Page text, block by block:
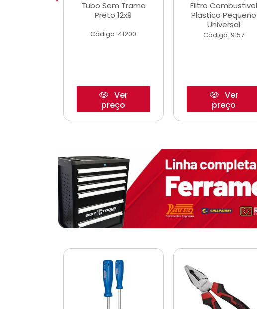
Tubo Sem Trama
Preto 12x9
Código: 41200
Ver
preço
Filtro Combustivel
Plastico Pequeno
Universal
Código: 9157
Ver
preço